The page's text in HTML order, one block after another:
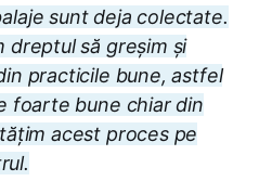
sunt deja colectate.
dreptul să greșim și
practicile bune, astfel
foarte bune chiar din
acest proces pe